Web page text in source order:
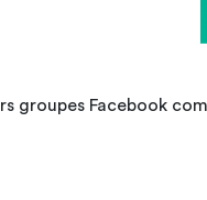
groupes Facebook